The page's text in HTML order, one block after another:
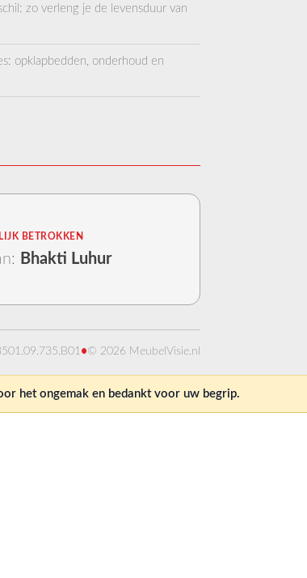
zo verleng je de levensduur van
opklapbedden, onderhoud en
BETROKKEN
Bhakti Luhur
•© 2026 MeubelVisie.nl
het ongemak en bedankt voor uw begrip.